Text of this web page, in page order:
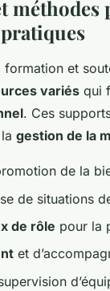
méthodes
formation et
variés qui
. Ces
gestion de la
de la
de situations
de rôle pour la
et